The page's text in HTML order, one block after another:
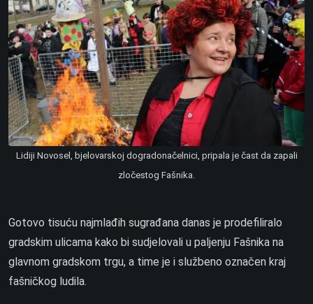
Lidiji Novosel, bjelovarskoj dogradonačelnici, pripala je čast da zapali
zločestog Fašnika.
Gotovo tisuću najmlađih sugrađana danas je prodefiliralo
gradskim ulicama kako bi sudjelovali u paljenju Fašnika na
glavnom gradskom trgu, a time je i službeno označen kraj
fašničkog ludila.